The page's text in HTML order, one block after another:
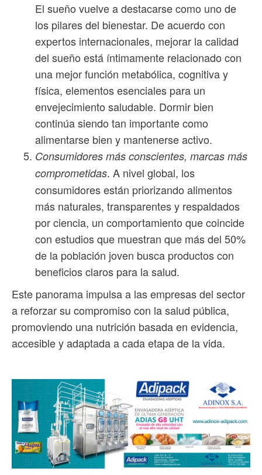
El sueño vuelve a destacarse como uno de
los pilares del bienestar. De acuerdo con
expertos internacionales, mejorar la calidad
del sueño está íntimamente relacionado con
una mejor función metabólica, cognitiva y
física, elementos esenciales para un
envejecimiento saludable. Dormir bien
continúa siendo tan importante como
alimentarse bien y mantenerse activo.
Consumidores más conscientes, marcas más
comprometidas. A nivel global, los
consumidores están priorizando alimentos
más naturales, transparentes y respaldados
por ciencia, un comportamiento que coincide
con estudios que muestran que más del 50%
de la población joven busca productos con
beneficios claros para la salud.
Este panorama impulsa a las empresas del sector
a reforzar su compromiso con la salud pública,
promoviendo una nutrición basada en evidencia,
accesible y adaptada a cada etapa de la vida.